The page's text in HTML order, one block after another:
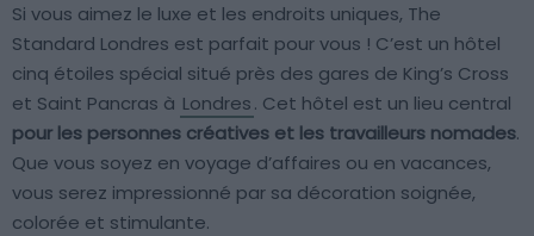
Si vous aimez le luxe et les endroits uniques, The
Standard Londres est parfait pour vous ! C’est un hôtel
cinq étoiles spécial situé près des gares de King’s Cross
et Saint Pancras à Londres. Cet hôtel est un lieu central
pour les personnes créatives et les travailleurs nomades.
Que vous soyez en voyage d’affaires ou en vacances,
vous serez impressionné par sa décoration soignée,
colorée et stimulante.